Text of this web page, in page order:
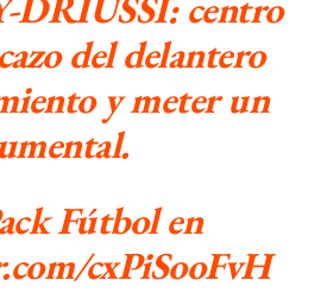
del delantero
y meter un
Fútbol en
cxPiSooFvH